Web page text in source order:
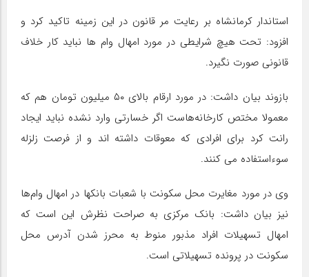
استاندار کرمانشاه بر رعایت مر قانون در این زمینه تاکید کرد و
افزود: تحت هیچ شرایطی در مورد امهال وام ها نباید کار خلاف
قانونی صورت نگیرد.
بازوند بیان داشت: در مورد ارقام بالای ۵۰ میلیون تومان هم که
معمولا مختص کارخانه‌هاست اگر خسارتی وارد نشده نباید ایجاد
رانت کرد برای افرادی که معوقات داشته اند و از فرصت زلزله
سوءاستفاده می کنند.
وی در مورد مغایرت محل سکونت با شعبات بانکها در امهال وام‌ها
نیز بیان داشت: بانک مرکزی به صراحت نظرش این است که
امهال تسهیلات افراد مذبور منوط به محرز شدن آدرس محل
سکونت در پرونده تسهیلاتی است.